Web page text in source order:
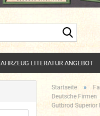
LITERATUR ANGEBOT
Startseite »
Deutsche Firmen
Gutbrod Superior